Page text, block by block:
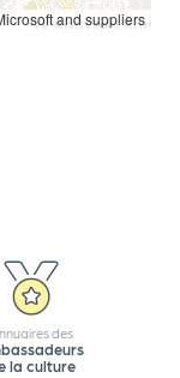
and suppliers
des
la culture